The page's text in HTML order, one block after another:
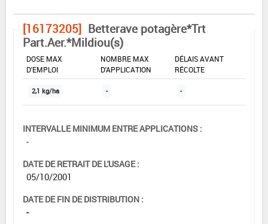
[16173205] Betterave potagère*Trt
Part.Aer.*Mildiou(s)
DOSE MAX
D'EMPLOI
NOMBRE MAX
D'APPLICATION
DÉLAIS AVANT
RÉCOLTE
2,1 kg/ha - -
INTERVALLE MINIMUM ENTRE APPLICATIONS :
-
DATE DE RETRAIT DE L'USAGE :
05/10/2001
DATE DE FIN DE DISTRIBUTION :
-